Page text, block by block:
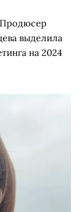
Продюсер
выделила
на 2024